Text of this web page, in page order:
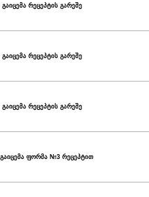
გაიცემა რეცეპტის გარეშე
გაიცემა რეცეპტის გარეშე
გაიცემა რეცეპტის გარეშე
გაიცემა ფორმა №3 რეცეპტით